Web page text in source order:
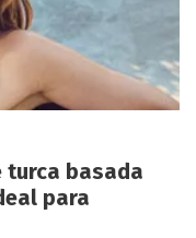
turca basada
para